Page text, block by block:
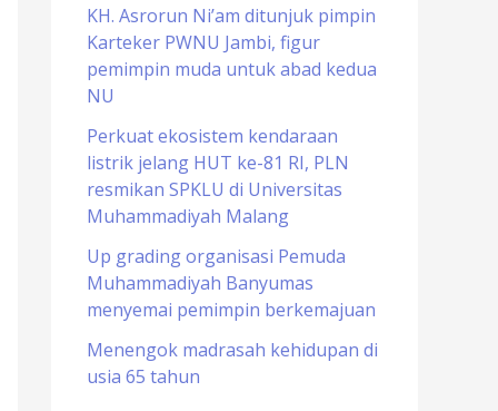
r
:
KH. Asrorun Ni’am ditunjuk pimpin
Karteker PWNU Jambi, figur
pemimpin muda untuk abad kedua
NU
Perkuat ekosistem kendaraan
listrik jelang HUT ke-81 RI, PLN
resmikan SPKLU di Universitas
Muhammadiyah Malang
Up grading organisasi Pemuda
Muhammadiyah Banyumas
menyemai pemimpin berkemajuan
Menengok madrasah kehidupan di
usia 65 tahun